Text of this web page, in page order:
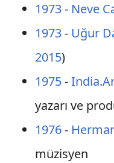
1973- Neve
1973- Uğur
2015)
1975-
yazarı ve
1976-
müzisyen